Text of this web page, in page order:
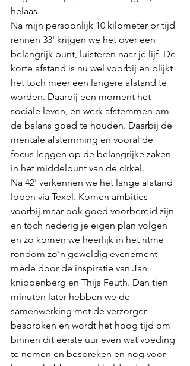
helaas.
Na mijn persoonlijk 10 kilometer pr tijd
rennen 33' krijgen we het over een
belangrijk punt, luisteren naar je lijf. De
korte afstand is nu wel voorbij en blijkt
het toch meer een langere afstand te
worden. Daarbij een moment het
sociale leven, en werk afstemmen om
de balans goed te houden. Daarbij de
mentale afstemming en vooral de
focus leggen op de belangrijke zaken
in het middelpunt van de cirkel.
Na 42' verkennen we het lange afstand
lopen via Texel. Komen ambities
voorbij maar ook goed voorbereid zijn
en toch nederig je eigen plan volgen
en zo komen we heerlijk in het ritme
rondom zo'n geweldig evenement
mede door de inspiratie van Jan
knippenberg en Thijs Feuth. Dan tien
minuten later hebben we de
samenwerking met de verzorger
besproken en wordt het hoog tijd om
binnen dit eerste uur even wat voeding
te nemen en bespreken en nog voor